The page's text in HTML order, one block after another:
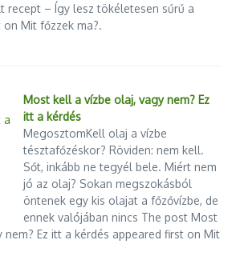
recept – Így lesz tökéletesen sűrű a
Mit főzzek ma?.
Most kell a vízbe olaj, vagy nem? Ez
itt a kérdés
MegosztomKell olaj a vízbe
tésztafőzéskor? Röviden: nem kell.
Sőt, inkább ne tegyél bele. Miért nem
jó az olaj? Sokan megszokásból
öntenek egy kis olajat a főzővízbe, de
ennek valójában nincs The post Most
nem? Ez itt a kérdés appeared first on Mit